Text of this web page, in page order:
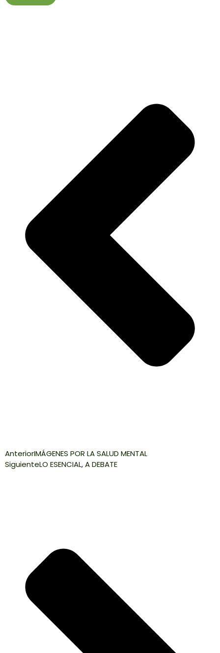
AnteriorIMÁGENES POR LA SALUD MENTAL
SiguienteLO ESENCIAL, A DEBATE